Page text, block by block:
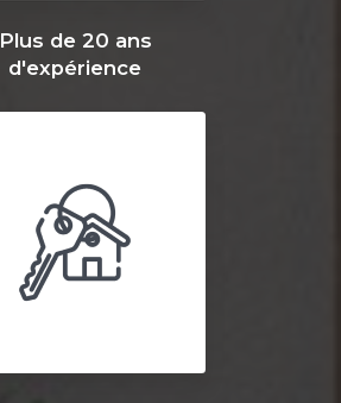
Plus de 20 ans
d'expérience